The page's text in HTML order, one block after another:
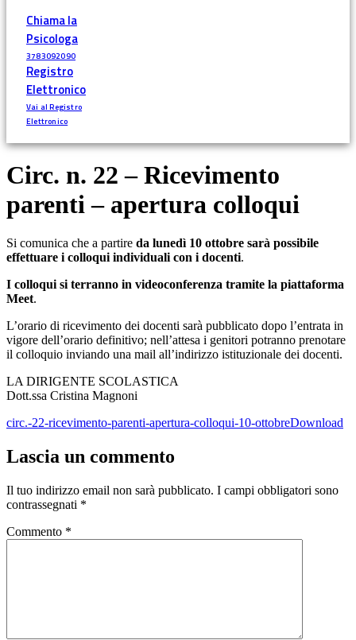
Chiama la
Psicologa
3783092090
Registro
Elettronico
Vai al Registro
Elettronico
Circ. n. 22 – Ricevimento
parenti – apertura colloqui
Si comunica che a partire da lunedì 10 ottobre sarà possibile
effettuare i colloqui individuali con i docenti.
I colloqui si terranno in videoconferenza tramite la piattaforma
Meet.
L’orario di ricevimento dei docenti sarà pubblicato dopo l’entrata in
vigore dell’orario definitivo; nell’attesa i genitori potranno prenotare
il colloquio inviando una mail all’indirizzo istituzionale dei docenti.
LA DIRIGENTE SCOLASTICA
Dott.ssa Cristina Magnoni
circ.-22-ricevimento-parenti-apertura-colloqui-10-ottobreDownload
Lascia un commento
Il tuo indirizzo email non sarà pubblicato. I campi obbligatori sono
contrassegnati *
Commento *